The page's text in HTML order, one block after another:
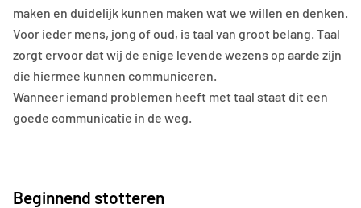
maken en duidelijk kunnen maken wat we willen en denken.
Voor ieder mens, jong of oud, is taal van groot belang. Taal
zorgt ervoor dat wij de enige levende wezens op aarde zijn
die hiermee kunnen communiceren.
Wanneer iemand problemen heeft met taal staat dit een
goede communicatie in de weg.
Beginnend stotteren